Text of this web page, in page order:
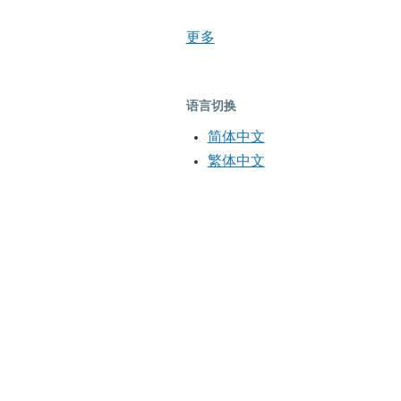
更多
语言切换
简体中文
繁体中文